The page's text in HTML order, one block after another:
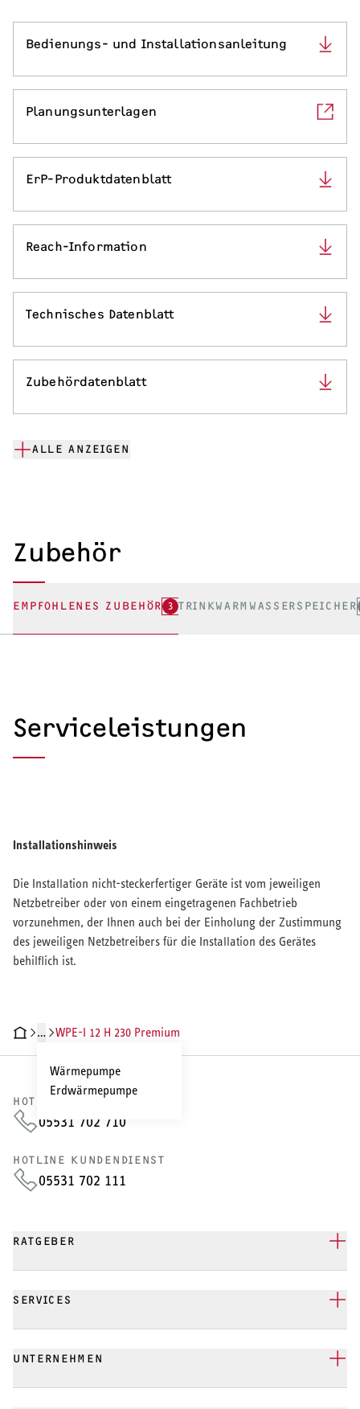
Bedienungs- und Installationsanleitung
Planungsunterlagen
ErP-Produktdatenblatt
Reach-Information
Technisches Datenblatt
Zubehördatenblatt
ALLE ANZEIGEN
Zubehör
EMPFOHLENES ZUBEHÖR 3 TRINKWARMWASSERSPEICHER
Serviceleistungen
Installationshinweis
Die Installation nicht-steckerfertiger Geräte ist vom jeweiligen
Netzbetreiber oder von einem eingetragenen Fachbetrieb
vorzunehmen, der Ihnen auch bei der Einholung der Zustimmung
des jeweiligen Netzbetreibers für die Installation des Gerätes
behilflich ist.
DATEN DOKUMENTEZUBEHÖR
…
Wärmepumpe
Erdwärmepumpe
WPE-I 12 H 230 Premium
HOTLINE VERTRIEB
05531 702 710
HOTLINE KUNDENDIENST
05531 702 111
RATGEBER
SERVICES
UNTERNEHMEN